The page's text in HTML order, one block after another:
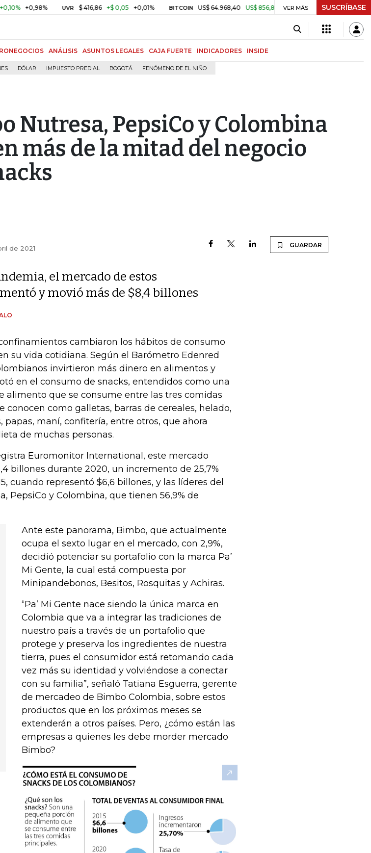
+0,98% UVR $ 416,86 +$ 0,05 +0,01% BITCOIN US$ 64.968,40 US$ 856,80 +1,34% TRM $ 3.179,40 -$ 25,11
VER MÁS SUSCRÍBASE
ANÁLISIS ASUNTOS LEGALES CAJA FUERTE INDICADORES INSIDE
DÓLAR IMPUESTO PREDIAL BOGOTÁ FENÓMENO DE EL NIÑO
Nutresa, PepsiCo y Colombina
más de la mitad del negocio
de 2021 GUARDAR
el mercado de estos
y movió más de $8,4 billones
cambiaron los hábitos de consumo
su vida cotidiana. Según el Barómetro Edenred
invirtieron más dinero en alimentos y
en el consumo de snacks, entendidos como una
alimento que se consume entre las tres comidas
conocen como galletas, barras de cereales, helado,
papas, maní, confitería, entre otros, que ahora
de muchas personas.
Euromonitor International, este mercado
billones durante 2020, un incremento de 25,7%
cuando representó $6,6 billones, y las líderes del
PepsiCo y Colombina, que tienen 56,9% de
Ante este panorama, Bimbo, que actualmente
ocupa el sexto lugar en el mercado, con 2,9%,
decidió potenciar su portafolio con la marca Pa’
Mi Gente, la cual está compuesta por
Minipandebonos, Besitos, Rosquitas y Achiras.
“Pa’ Mi Gente nace siendo la única marca en
Colombia que va a integrar las tradiciones de
nuestro país a través de un portafolio que
protege y preserva los ingredientes de nuestra
tierra, pues el consumidor está retomando cada
vez más su identidad y volviéndose a conectar
con su familia”, señaló Tatiana Esguerra, gerente
de mercadeo de Bimbo Colombia, sobre estos
productos que en los próximos meses se
extenderán a otros países. Pero, ¿cómo están las
empresas a quienes les debe morder mercado
Bimbo?